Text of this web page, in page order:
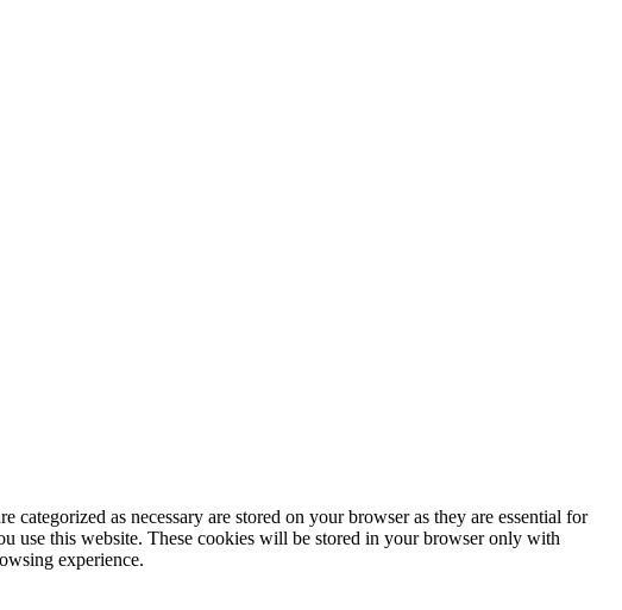
as necessary are stored on your browser as they are essential for
use this website. These cookies will be stored in your browser only with
experience.